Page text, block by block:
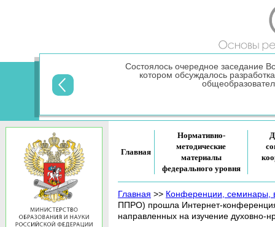
Состоялось очередное заседание
котором обсуждалось
Главная
Нормативно-
методические
материалы
федерального уровня
Главная >> Конференции, семинары,
ППРО) прошла Интернет-
направленных на изучение духовно-